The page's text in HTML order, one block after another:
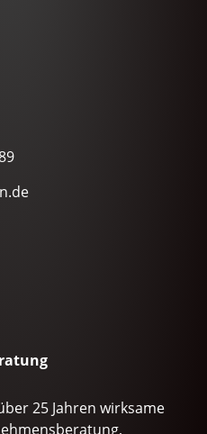
25 Jahren wirksame